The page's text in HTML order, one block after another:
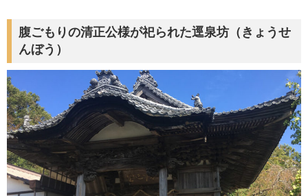
腹ごもりの清正公様が祀られた逕泉坊（きょうせ
んぼう）